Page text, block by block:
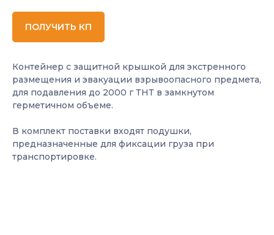
ПОЛУЧИТЬ КП
Контейнер с защитной крышкой для экстренного
размещения и эвакуации взрывоопасного предмета,
для подавления до 2000 г ТНТ в замкнутом
герметичном объеме.
В комплект поставки входят подушки,
предназначенные для фиксации груза при
транспортировке.